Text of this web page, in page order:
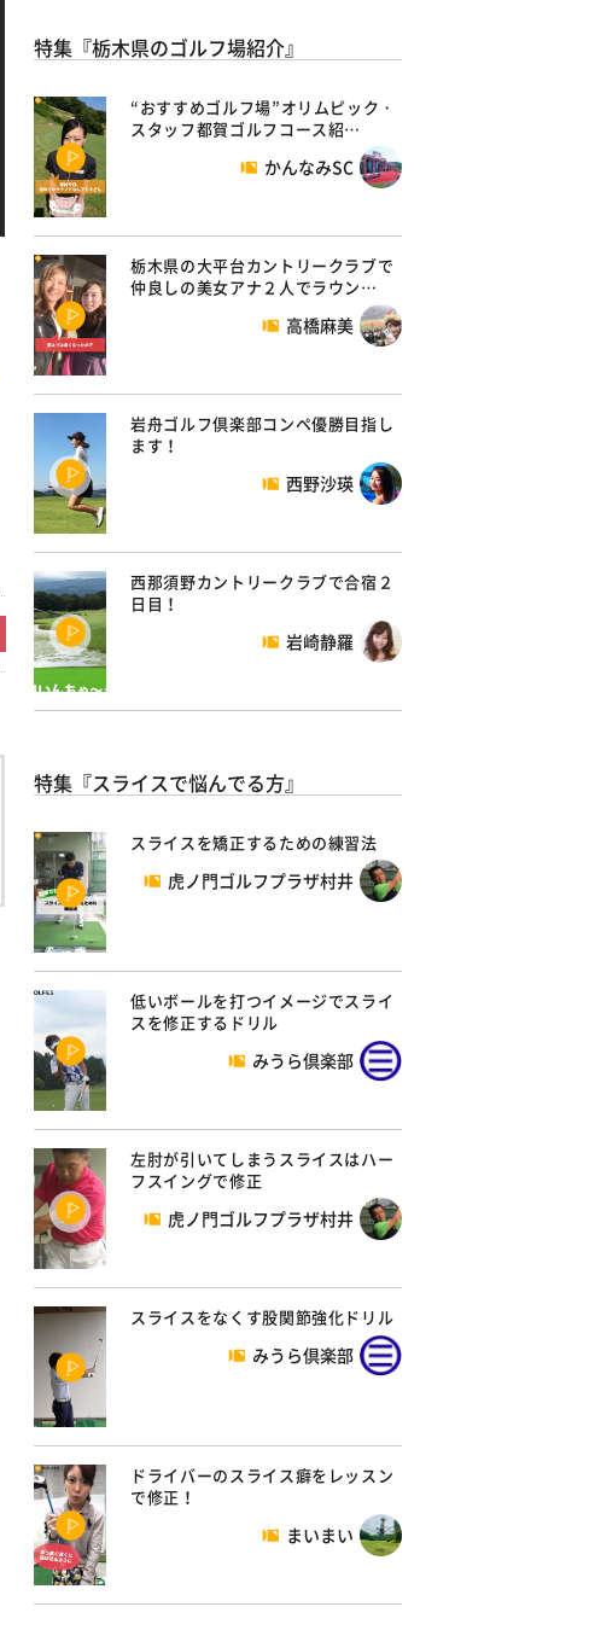
特集『栃木県のゴルフ場紹介』
“おすすめゴルフ場”オリムピック・
スタッフ都賀ゴルフコース紹…
かんなみSC
栃木県の大平台カントリークラブで
仲良しの美女アナ２人でラウン…
高橋麻美
岩舟ゴルフ倶楽部コンペ優勝目指し
ます！
西野沙瑛
西那須野カントリークラブで合宿２
日目！
岩崎静羅
特集『スライスで悩んでる方』
スライスを矯正するための練習法
虎ノ門ゴルフプラザ村井
低いボールを打つイメージでスライ
スを修正するドリル
みうら倶楽部
左肘が引いてしまうスライスはハー
フスイングで修正
虎ノ門ゴルフプラザ村井
スライスをなくす股関節強化ドリル
みうら倶楽部
ドライバーのスライス癖をレッスン
で修正！
まいまい